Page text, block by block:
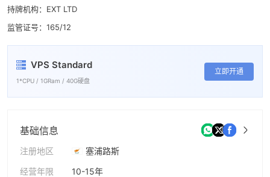
持牌机构：EXT LTD
监管证号：165/12
VPS Standard
1*CPU / 1GRam / 40G硬盘
立即开通
基础信息
注册地区
塞浦路斯
经营年限
10-15年